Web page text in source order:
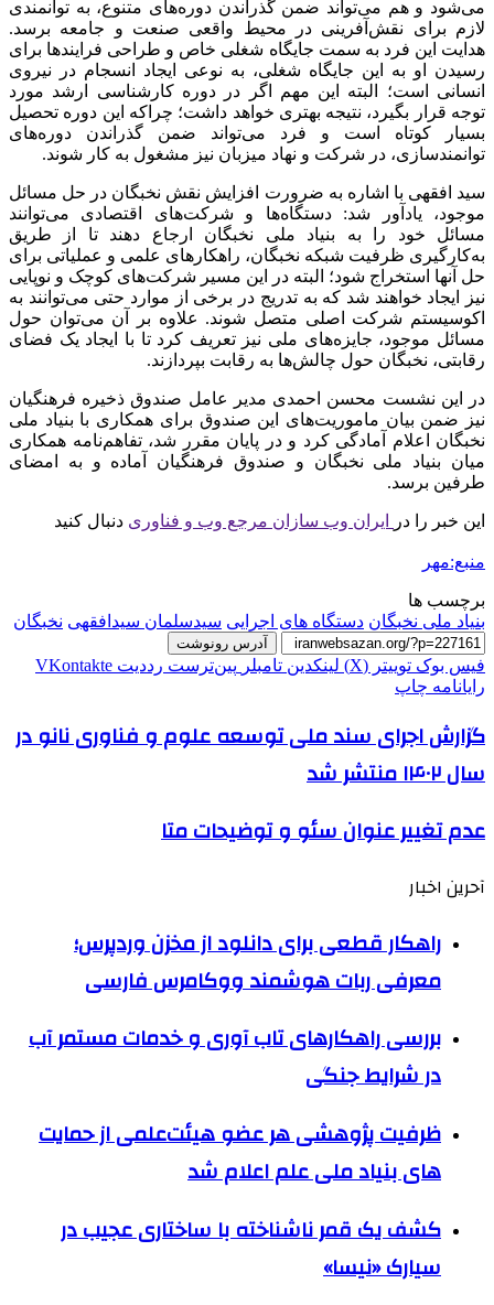
می‌شود و هم می‌تواند ضمن گذراندن دوره‌های متنوع، به توانمندی
لازم برای نقش‌آفرینی در محیط واقعی صنعت و جامعه برسد.
هدایت این فرد به سمت جایگاه شغلی خاص و طراحی فرایندها برای
رسیدن او به این جایگاه شغلی، به نوعی ایجاد انسجام در نیروی
انسانی است؛ البته این مهم اگر در دوره کارشناسی ارشد مورد
توجه قرار بگیرد، نتیجه بهتری خواهد داشت؛ چراکه این دوره تحصیل
بسیار کوتاه است و فرد می‌تواند ضمن گذراندن دوره‌های
توانمندسازی، در شرکت و نهاد میزبان نیز مشغول به کار شوند.
سید افقهی با اشاره به ضرورت افزایش نقش نخبگان در حل مسائل
موجود، یادآور شد: دستگاه‌ها و شرکت‌های اقتصادی می‌توانند
مسائل خود را به بنیاد ملی نخبگان ارجاع دهند تا از طریق
به‌کارگیری ظرفیت شبکه نخبگان، راهکارهای علمی و عملیاتی برای
حل آنها استخراج شود؛ البته در این مسیر شرکت‌های کوچک و نوپایی
نیز ایجاد خواهند شد که به تدریج در برخی از موارد حتی می‌توانند به
اکوسیستم شرکت اصلی متصل شوند. علاوه بر آن می‌توان حول
مسائل موجود، جایزه‌های ملی نیز تعریف کرد تا با ایجاد یک فضای
رقابتی، نخبگان حول چالش‌ها به رقابت بپردازند.
در این نشست محسن احمدی مدیر عامل صندوق ذخیره فرهنگیان
نیز ضمن بیان ماموریت‌های این صندوق برای همکاری با بنیاد ملی
نخبگان اعلام آمادگی کرد و در پایان مقرر شد، تفاهم‌نامه همکاری
میان بنیاد ملی نخبگان و صندوق فرهنگیان آماده و به امضای
طرفین برسد.
این خبر را در ایران وب سازان مرجع وب و فناوری دنبال کنید
منبع:مهر
برچسب ها
بنیاد ملی نخبگان دستگاه های اجرایی سیدسلمان سیدافقهی نخبگان
آدرس رونوشت
فیس بوک توییتر (X) لینکدین ‫تامبلر ‫پین‌ترست ‫رددیت ‫VKontakte
رایانامه چاپ
گزارش اجرای سند ملی توسعه علوم و فناوری نانو در
سال ۱۴۰۲ منتشر شد
عدم تغییر عنوان سئو و توضیحات متا
آحرین اخبار
راهکار قطعی برای دانلود از مخزن وردپرس؛
معرفی ربات هوشمند ووکامرس فارسی
بررسی راهکارهای تاب آوری و خدمات مستمر آب
در شرایط جنگی
ظرفیت پژوهشی هر عضو هیئت‌علمی از حمایت
های بنیاد ملی علم اعلام شد
کشف یک قمر ناشناخته با ساختاری عجیب در
سیارک «نیسا»